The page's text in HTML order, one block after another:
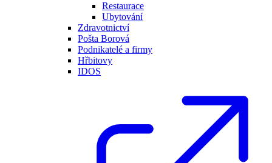
Restaurace
Ubytování
Zdravotnictví
Pošta Borová
Podnikatelé a firmy
Hřbitovy
IDOS